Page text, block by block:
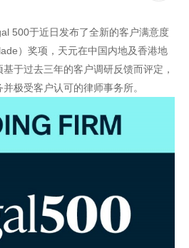
500于近日发布了全新的客户满意度
）奖项，天元在中国内地及香港地
于过去三年的客户调研反馈而评定，
极受客户认可的律师事务所。